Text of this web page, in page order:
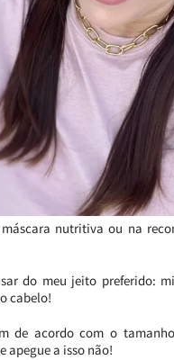
nutritiva ou na
do meu jeito preferido:
cabelo!
de acordo com o
apegue a isso não!